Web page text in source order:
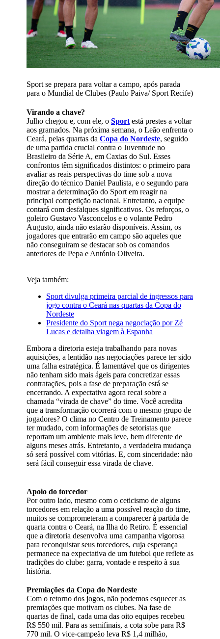
Sport se prepara para voltar a campo, após parada
para o Mundial de Clubes (Paulo Paiva/ Sport Recife)
Virando a chave?
Julho chegou e, com ele, o Sport está prestes a voltar
aos gramados. Na próxima semana, o Leão enfrenta o
Ceará, pelas quartas da Copa do Nordeste, seguido
de uma partida crucial contra o Juventude no
Brasileiro da Série A, em Caxias do Sul. Esses
confrontos têm significados distintos: o primeiro para
avaliar as reais perspectivas do time sob a nova
direção do técnico Daniel Paulista, e o segundo para
mostrar a determinação do Sport em reagir na
principal competição nacional. Entretanto, a equipe
contará com desfalques significativos. Os reforços, o
goleiro Gustavo Vasconcelos e o volante Pedro
Augusto, ainda não estarão disponíveis. Assim, os
jogadores que entrarão em campo são aqueles que
não conseguiram se destacar sob os comandos
anteriores de Pepa e António Oliveira.
Veja também:
Sport divulga primeira parcial de ingressos para
jogo contra o Ceará nas quartas da Copa do
Nordeste
Presidente do Sport nega negociação por Zé
Lucas e detalha viagem à Espanha
Embora a diretoria esteja trabalhando para novas
aquisições, a lentidão nas negociações parece ter sido
uma falha estratégica. É lamentável que os dirigentes
não tenham sido mais ágeis para concretizar essas
contratações, pois a fase de preparação está se
encerrando. A expectativa agora recai sobre a
chamada “virada de chave” do time. Você acredita
que a transformação ocorrerá com o mesmo grupo de
jogadores? O clima no Centro de Treinamento parece
ter mudado, com informações de setoristas que
reportam um ambiente mais leve, bem diferente de
alguns meses atrás. Entretanto, a verdadeira mudança
só será possível com vitórias. E, com sinceridade: não
será fácil conseguir essa virada de chave.
Apoio do torcedor
Por outro lado, mesmo com o ceticismo de alguns
torcedores em relação a uma possível reação do time,
muitos se comprometeram a comparecer à partida de
quarta contra o Ceará, na Ilha do Retiro. É essencial
que a diretoria desenvolva uma campanha vigorosa
para reconquistar seus torcedores, cuja esperança
permanece na expectativa de um futebol que reflete as
tradições do clube: garra, vontade e respeito à sua
história.
Premiações da Copa do Nordeste
Com o retorno dos jogos, não podemos esquecer as
premiações que motivam os clubes. Na fase de
quartas de final, cada uma das oito equipes recebeu
R$ 550 mil. Para as semifinais, a cota sobe para R$
770 mil. O vice-campeão leva R$ 1,4 milhão,